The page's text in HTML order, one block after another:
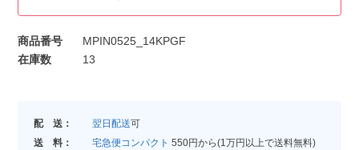
商品番号
MPIN0525_14KPGF
在庫数
13
配 送： 翌日配送可
送 料：
宅急便コンパクト 550円から(1万円以上で送料無料)